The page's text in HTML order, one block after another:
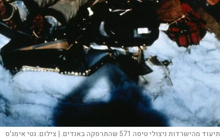
תיעוד מהישרדות ניצולי טיסה 571 שהתרסקה באנדים. | צילום:גטי אימג'ס